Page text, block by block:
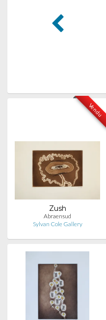
Vendu
Zush
Abraensud
Sylvan Cole Gallery